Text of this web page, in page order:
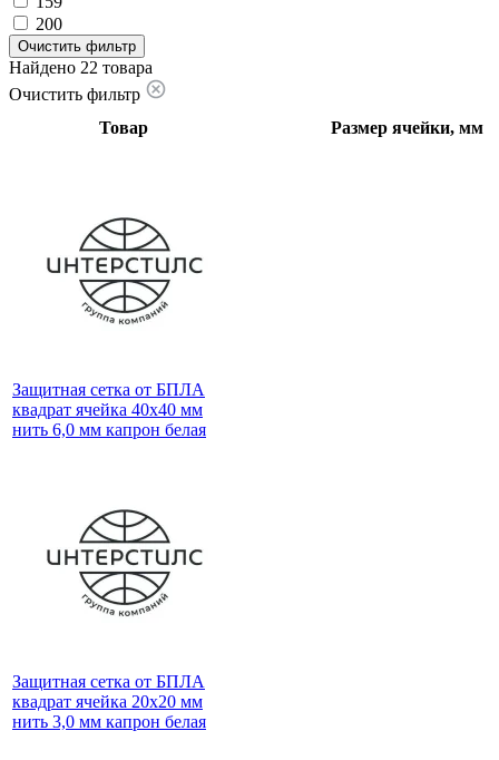
200
Очистить фильтр
Найдено 22 товара
Очистить фильтр
Товар
Размер ячейки, мм
Защитная сетка от БПЛА
квадрат ячейка 40х40 мм
нить 6,0 мм капрон белая
Защитная сетка от БПЛА
квадрат ячейка 20х20 мм
нить 3,0 мм капрон белая